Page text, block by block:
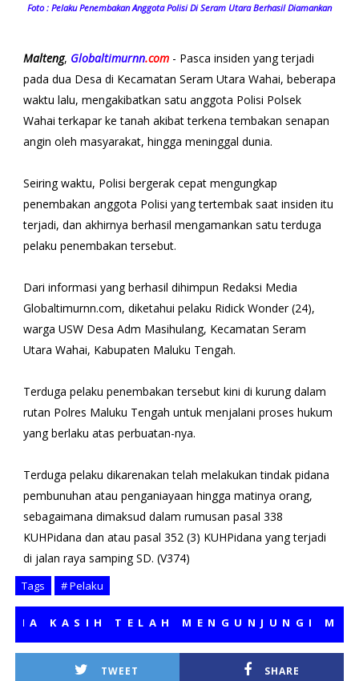
Foto : Pelaku Penembakan Anggota Polisi Di Seram Utara Berhasil Diamankan
Malteng, Globaltimurnn.com- Pasca insiden yang terjadi
pada dua Desa di Kecamatan Seram Utara Wahai, beberapa
waktu lalu, mengakibatkan satu anggota Polisi Polsek
Wahai terkapar ke tanah akibat terkena tembakan senapan
angin oleh masyarakat, hingga meninggal dunia.
Seiring waktu, Polisi bergerak cepat mengungkap
penembakan anggota Polisi yang tertembak saat insiden itu
terjadi, dan akhirnya berhasil mengamankan satu terduga
pelaku penembakan tersebut.
Dari informasi yang berhasil dihimpun Redaksi Media
Globaltimurnn.com, diketahui pelaku Ridick Wonder (24),
warga USW Desa Adm Masihulang, Kecamatan Seram
Utara Wahai, Kabupaten Maluku Tengah.
Terduga pelaku penembakan tersebut kini di kurung dalam
rutan Polres Maluku Tengah untuk menjalani proses hukum
yang berlaku atas perbuatan-nya.
Terduga pelaku dikarenakan telah melakukan tindak pidana
pembunuhan atau penganiayaan hingga matinya orang,
sebagaimana dimaksud dalam rumusan pasal 338
KUHPidana dan atau pasal 352 (3) KUHPidana yang terjadi
di jalan raya samping SD. (V374)
Tags # Pelaku
TELAH MENGUNJUNGI MEDIA
TWEET SHARE